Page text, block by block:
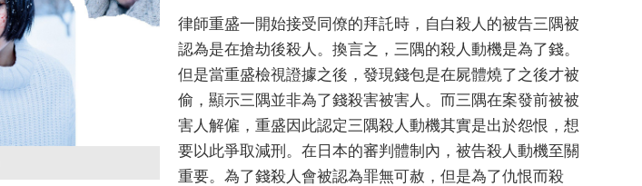
律師重盛一開始接受同僚的拜託時，自白殺人的被告三隅被
認為是在搶劫後殺人。換言之，三隅的殺人動機是為了錢。
但是當重盛檢視證據之後，發現錢包是在屍體燒了之後才被
偷，顯示三隅並非為了錢殺害被害人。而三隅在案發前被被
害人解僱，重盛因此認定三隅殺人動機其實是出於怨恨，想
要以此爭取減刑。在日本的審判體制內，被告殺人動機至關
重要。為了錢殺人會被認為罪無可赦，但是為了仇恨而殺